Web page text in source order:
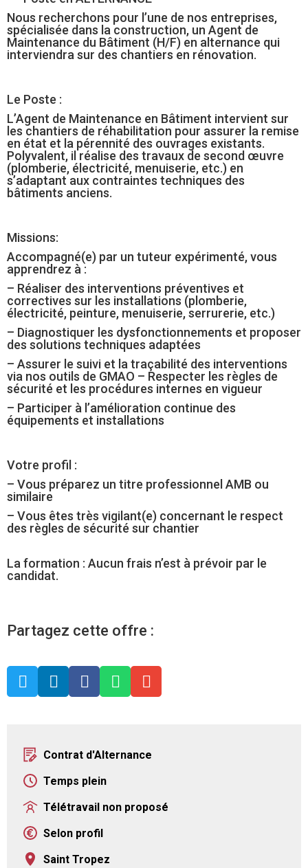
Nous recherchons pour l’une de nos entreprises,
spécialisée dans la construction, un Agent de
Maintenance du Bâtiment (H/F) en alternance qui
interviendra sur des chantiers en rénovation.
Le Poste :
L’Agent de Maintenance en Bâtiment intervient sur
les chantiers de réhabilitation pour assurer la remise
en état et la pérennité des ouvrages existants.
Polyvalent, il réalise des travaux de second œuvre
(plomberie, électricité, menuiserie, etc.) en
s’adaptant aux contraintes techniques des
bâtiments anciens.
Missions:
Accompagné(e) par un tuteur expérimenté, vous
apprendrez à :
– Réaliser des interventions préventives et
correctives sur les installations (plomberie,
électricité, peinture, menuiserie, serrurerie, etc.)
– Diagnostiquer les dysfonctionnements et proposer
des solutions techniques adaptées
– Assurer le suivi et la traçabilité des interventions
via nos outils de GMAO – Respecter les règles de
sécurité et les procédures internes en vigueur
– Participer à l’amélioration continue des
équipements et installations
Votre profil :
– Vous préparez un titre professionnel AMB ou
similaire
– Vous êtes très vigilant(e) concernant le respect
des règles de sécurité sur chantier
La formation : Aucun frais n’est à prévoir par le
candidat.
Partagez cette offre :
    
Contrat d'Alternance
Temps plein
Télétravail non proposé
Selon profil
Saint Tropez